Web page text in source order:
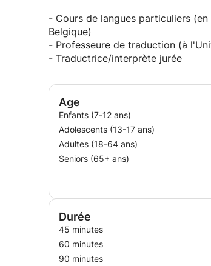
- Cours de langues particuliers
Belgique)
- Professeure de traduction (à
- Traductrice/interprète jurée
Age
Enfants (7-12 ans)
Adolescents (13-17 ans)
Adultes (18-64 ans)
Seniors (65+ ans)
Durée
45 minutes
60 minutes
90 minutes